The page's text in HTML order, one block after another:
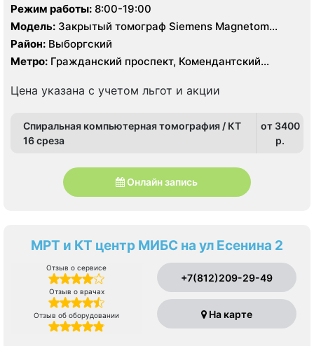
Режим работы: 8:00-19:00
Модель: Закрытый томограф Siemens Magnetom
Avanto 1.5 Тесла, Siemens Somatom Sensation 16
срезов, УЗИ
Район: Выборгский
Метро: Гражданский проспект, Комендантский
Цена указана с учетом льгот и акции
Спиральная компьютерная томография / КТ
16 среза
от 3400
p.
Онлайн запись
МРТ и КТ центр МИБС на ул Есенина 2
Отзыв о сервисе
Отзыв о врачах
Отзыв об оборудовании
+7(812)209-29-49
На карте